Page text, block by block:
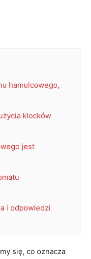
hamulcowego,
klocków
jest
i odpowiedzi
się, co oznacza